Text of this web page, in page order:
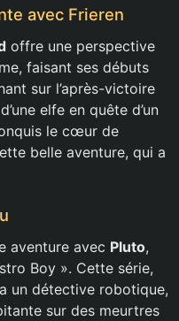
avec Frieren
offre une perspective
faisant ses débuts
sur l’après-victoire
elfe en quête d’un
le cœur de
belle aventure, qui a
aventure avec Pluto,
Boy ». Cette série,
un détective robotique,
sur des meurtres